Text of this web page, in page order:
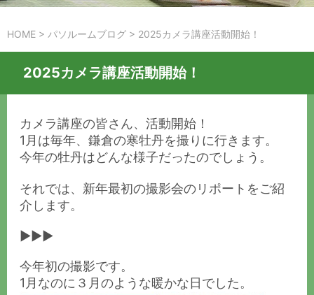
HOME > パソルームブログ > 2025カメラ講座活動開始！
2025カメラ講座活動開始！
カメラ講座の皆さん、活動開始！
1月は毎年、鎌倉の寒牡丹を撮りに行きます。
今年の牡丹はどんな様子だったのでしょう。
それでは、新年最初の撮影会のリポートをご紹
介します。
▶▶▶
今年初の撮影です。
1月なのに３月のような暖かな日でした。